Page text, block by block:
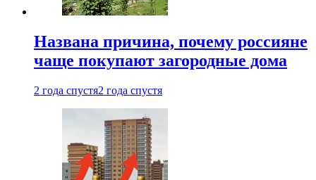
Названа причина, почему россияне
чаще покупают загородные дома
2 года спустя2 года спустя